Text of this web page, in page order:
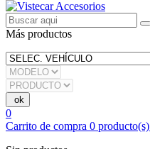
Más productos
0
Carrito de compra 0 producto(s)